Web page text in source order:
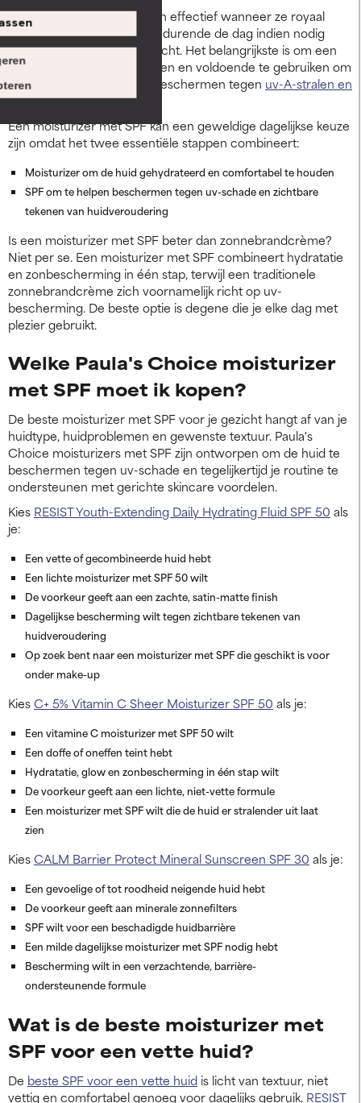
Ja, moisturizers met SPF zijn effectief wanneer ze royaal
worden aangebracht en gedurende de dag indien nodig
opnieuw worden aangebracht. Het belangrijkste is om een
breedspectrum SPF te kiezen en voldoende te gebruiken om
je gezicht en nek goed te beschermen tegen uv-A-stralen en
uv-B-stralen.
Een moisturizer met SPF kan een geweldige dagelijkse keuze
zijn omdat het twee essentiële stappen combineert:
Moisturizer om de huid gehydrateerd en comfortabel te houden
SPF om te helpen beschermen tegen uv-schade en zichtbare
tekenen van huidveroudering
Is een moisturizer met SPF beter dan zonnebrandcrème?
Niet per se. Een moisturizer met SPF combineert hydratatie
en zonbescherming in één stap, terwijl een traditionele
zonnebrandcrème zich voornamelijk richt op uv-
bescherming. De beste optie is degene die je elke dag met
plezier gebruikt.
Welke Paula's Choice moisturizer
met SPF moet ik kopen?
De beste moisturizer met SPF voor je gezicht hangt af van je
huidtype, huidproblemen en gewenste textuur. Paula's
Choice moisturizers met SPF zijn ontworpen om de huid te
beschermen tegen uv-schade en tegelijkertijd je routine te
ondersteunen met gerichte skincare voordelen.
Kies RESIST Youth-Extending Daily Hydrating Fluid SPF 50 als
je:
Een vette of gecombineerde huid hebt
Een lichte moisturizer met SPF 50 wilt
De voorkeur geeft aan een zachte, satin-matte finish
Dagelijkse bescherming wilt tegen zichtbare tekenen van
huidveroudering
Op zoek bent naar een moisturizer met SPF die geschikt is voor
onder make-up
KiesC+ 5% Vitamin C Sheer Moisturizer SPF 50 als je:
Een vitamine C moisturizer met SPF 50 wilt
Een doffe of oneffen teint hebt
Hydratatie, glow en zonbescherming in één stap wilt
De voorkeur geeft aan een lichte, niet-vette formule
Een moisturizer met SPF wilt die de huid er stralender uit laat
zien
KiesCALM Barrier Protect Mineral Sunscreen SPF 30 als je:
Een gevoelige of tot roodheid neigende huid hebt
De voorkeur geeft aan minerale zonnefilters
SPF wilt voor een beschadigde huidbarrière
Een milde dagelijkse moisturizer met SPF nodig hebt
Bescherming wilt in een verzachtende, barrière-
ondersteunende formule
Wat is de beste moisturizer met
SPF voor een vette huid?
De beste SPF voor een vette huid is licht van textuur, niet
vettig en comfortabel genoeg voor dagelijks gebruik. RESIST